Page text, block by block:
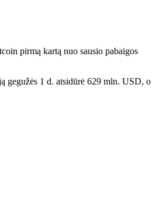
pirmą kartą nuo sausio pabaigos
gegužės 1 d. atsidūrė 629 mln. USD, o